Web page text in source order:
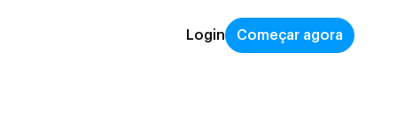
Login Começar agora